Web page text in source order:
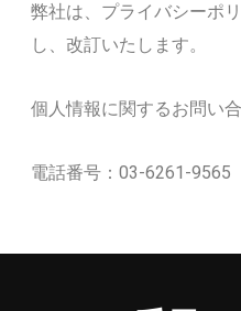
弊社は、プライバシーポ
し、改訂いたします。
個人情報に関するお問い
電話番号：03-6261-9565